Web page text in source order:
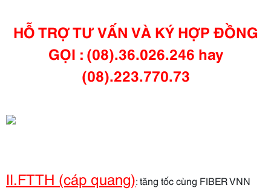
HỖ TRỢ TƯ VẤN VÀ KÝ HỢP ĐỒNG
GỌI : (08).36.026.246 hay
(08).223.770.73
II.FTTH (cáp quang):tăng tốc cùng FIBER VNN